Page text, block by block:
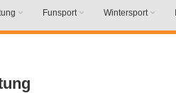
Funsport Wintersport